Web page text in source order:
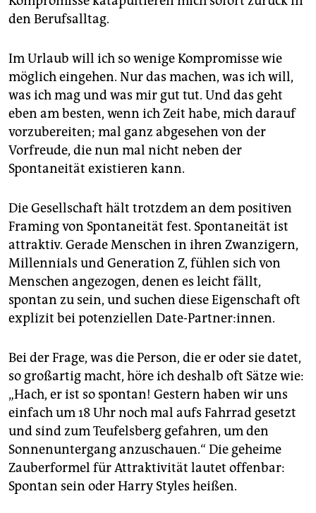
den Berufsalltag.
Im Urlaub will ich so wenige Kompromisse wie
möglich eingehen. Nur das machen, was ich will,
was ich mag und was mir gut tut. Und das geht
eben am besten, wenn ich Zeit habe, mich darauf
vorzubereiten; mal ganz abgesehen von der
Vorfreude, die nun mal nicht neben der
Spontaneität existieren kann.
Die Gesellschaft hält trotzdem an dem positiven
Framing von Spontaneität fest. Spontaneität ist
attraktiv. Gerade Menschen in ihren Zwanzigern,
Millennials und Generation Z, fühlen sich von
Menschen angezogen, denen es leicht fällt,
spontan zu sein, und suchen diese Eigenschaft oft
explizit bei potenziellen Date-Partner:innen.
Bei der Frage, was die Person, die er oder sie datet,
so großartig macht, höre ich deshalb oft Sätze wie:
„Hach, er ist so spontan! Gestern haben wir uns
einfach um 18 Uhr noch mal aufs Fahrrad gesetzt
und sind zum Teufelsberg gefahren, um den
Sonnenuntergang anzuschauen.“ Die geheime
Zauberformel für Attraktivität lautet offenbar:
Spontan sein oder Harry Styles heißen.